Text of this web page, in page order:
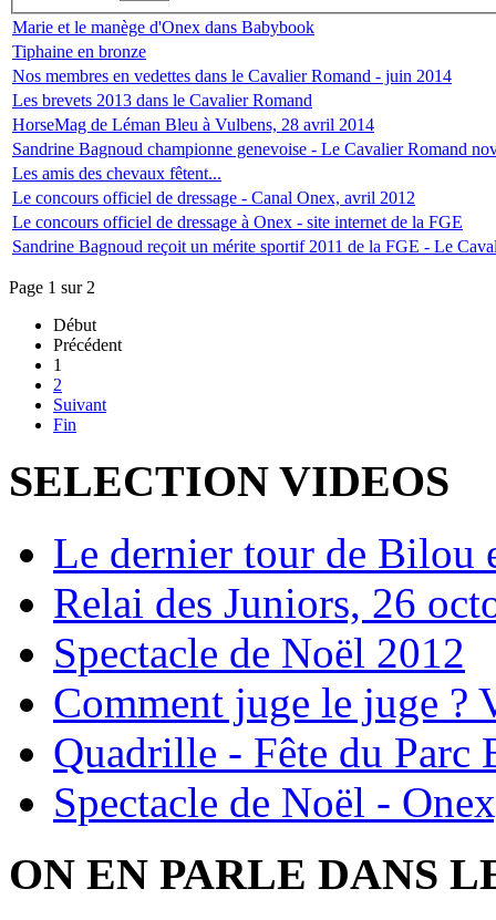
Marie et le manège d'Onex dans Babybook
Tiphaine en bronze
Nos membres en vedettes dans le Cavalier Romand - juin 2014
Les brevets 2013 dans le Cavalier Romand
HorseMag de Léman Bleu à Vulbens, 28 avril 2014
Sandrine Bagnoud championne genevoise - Le Cavalier Romand
Les amis des chevaux fêtent...
Le concours officiel de dressage - Canal Onex, avril 2012
Le concours officiel de dressage à Onex - site internet de la FGE
Sandrine Bagnoud reçoit un mérite sportif 2011 de la FGE - Le
Page 1 sur 2
Début
Précédent
1
2
Suivant
Fin
SELECTION VIDEOS
Le dernier tour de Bilou
Relai des Juniors, 26
Spectacle de Noël 2012
Comment juge le juge ?
Quadrille - Fête du Parc
Spectacle de Noël -
ON EN PARLE DANS